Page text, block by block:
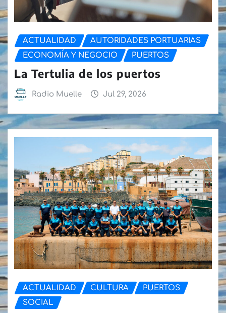
ACTUALIDAD
AUTORIDADES PORTUARIAS
ECONOMÍA Y NEGOCIO
PUERTOS
La Tertulia de los puertos
Radio Muelle Jul 29, 2026
ACTUALIDAD CULTURA
PUERTOS
SOCIAL